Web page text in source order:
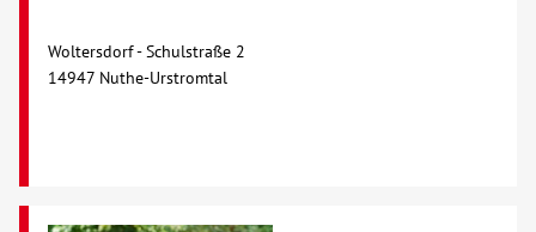
Woltersdorf - Schulstraße 2
14947 Nuthe-Urstromtal